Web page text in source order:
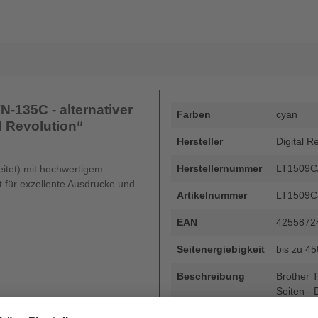
135C - alternativer
Revolution“
mit hochwertigem
exzellente Ausdrucke und
Farben cyan
Hersteller Digital
Herstellernummer
Artikelnummer
EAN
Seitenergiebigkeit bis zu
Beschreibung
Brother
Seiten -